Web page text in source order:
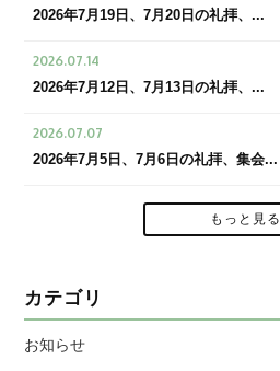
2026年7月19日、7月20日の礼拝、...
2026.07.14
2026年7月12日、7月13日の礼拝、...
2026.07.07
2026年7月5日、7月6日の礼拝、集会...
もっと見る
カテゴリ
お知らせ